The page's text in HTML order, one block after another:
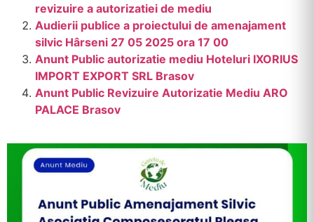
revizuire a autorizatiei de mediu
Audierii publice a proiectului de amenajament
silvic Hârseni 27 05 2025 ora 17 00
Anunt Public autorizatie mediu Hoteluri IXORIUS
IMPORT EXPORT SRL Brasov
Anunt Public Revizuire Autorizatie Mediu ARO
PALACE Brasov